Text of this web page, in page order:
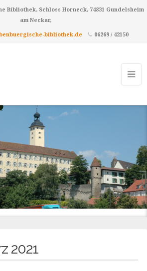
Bibliothek, Schloss Horneck, 74831 Gundelsheim
am Neckar,
bibliothek.de
06269 / 42150
2021